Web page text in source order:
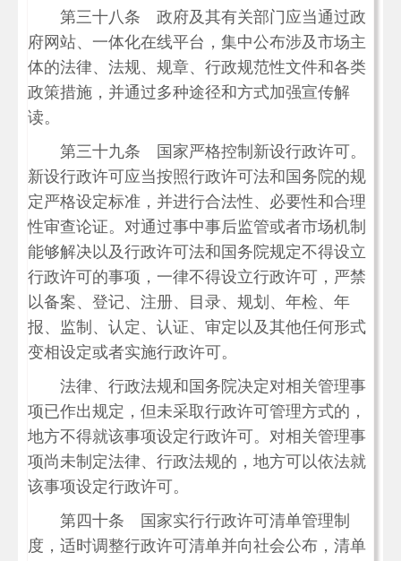
第三十八条 政府及其有关部门应当通过政
府网站、一体化在线平台，集中公布涉及市场主
体的法律、法规、规章、行政规范性文件和各类
政策措施，并通过多种途径和方式加强宣传解
读。
第三十九条 国家严格控制新设行政许可。
新设行政许可应当按照行政许可法和国务院的规
定严格设定标准，并进行合法性、必要性和合理
性审查论证。对通过事中事后监管或者市场机制
能够解决以及行政许可法和国务院规定不得设立
行政许可的事项，一律不得设立行政许可，严禁
以备案、登记、注册、目录、规划、年检、年
报、监制、认定、认证、审定以及其他任何形式
变相设定或者实施行政许可。
法律、行政法规和国务院决定对相关管理事
项已作出规定，但未采取行政许可管理方式的，
地方不得就该事项设定行政许可。对相关管理事
项尚未制定法律、行政法规的，地方可以依法就
该事项设定行政许可。
第四十条 国家实行行政许可清单管理制
度，适时调整行政许可清单并向社会公布，清单